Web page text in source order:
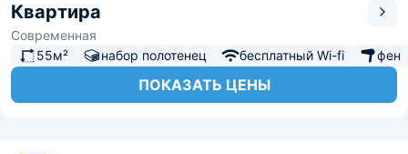
Квартира
Современная
55м²
набор полотенец бесплатный Wi-fi фен
ПОКАЗАТЬ ЦЕНЫ